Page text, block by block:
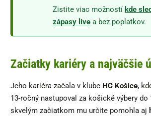
Zistite viac možností kde
zápasy live a bez poplatkov.
Začiatky kariéry a najväčšie
Jeho kariéra začala v klube HC Košice,
13-ročný nastupoval za košické výbery do
skvelým začiatkom mu určite pomohla aj